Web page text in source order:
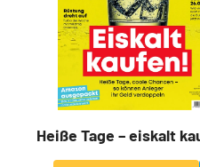
Heiße Tage – eiskalt